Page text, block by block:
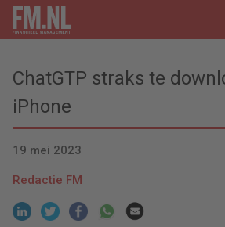
ChatGTP straks te
iPhone
19 mei 2023
Redactie FM